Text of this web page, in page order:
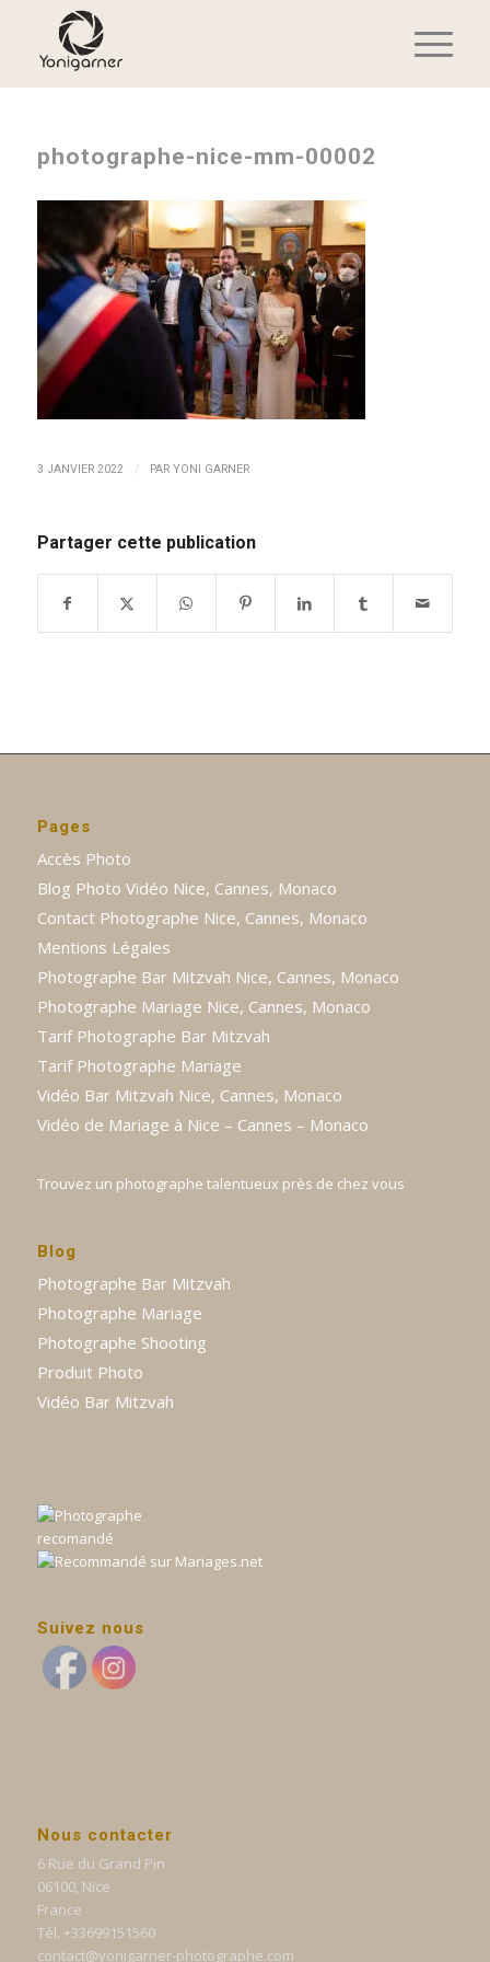
photographe-nice-mm-00002
3 JANVIER 2022 / PAR YONI GARNER
Partager cette publication
Pages
Accès Photo
Blog Photo Vidéo Nice, Cannes, Monaco
Contact Photographe Nice, Cannes, Monaco
Mentions Légales
Photographe Bar Mitzvah Nice, Cannes, Monaco
Photographe Mariage Nice, Cannes, Monaco
Tarif Photographe Bar Mitzvah
Tarif Photographe Mariage
Vidéo Bar Mitzvah Nice, Cannes, Monaco
Vidéo de Mariage à Nice – Cannes – Monaco
Trouvez un photographe talentueux près de chez vous
Blog
Photographe Bar Mitzvah
Photographe Mariage
Photographe Shooting
Produit Photo
Vidéo Bar Mitzvah
Suivez nous
Nous contacter
6 Rue du Grand Pin
06100, Nice
France
Tél. +33699151560
contact@yonigarner-photographe.com